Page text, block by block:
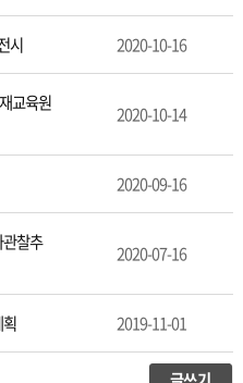
시 2020-10-16
교육원
2020-10-14
2020-09-16
찰추
2020-07-16
2019-11-01